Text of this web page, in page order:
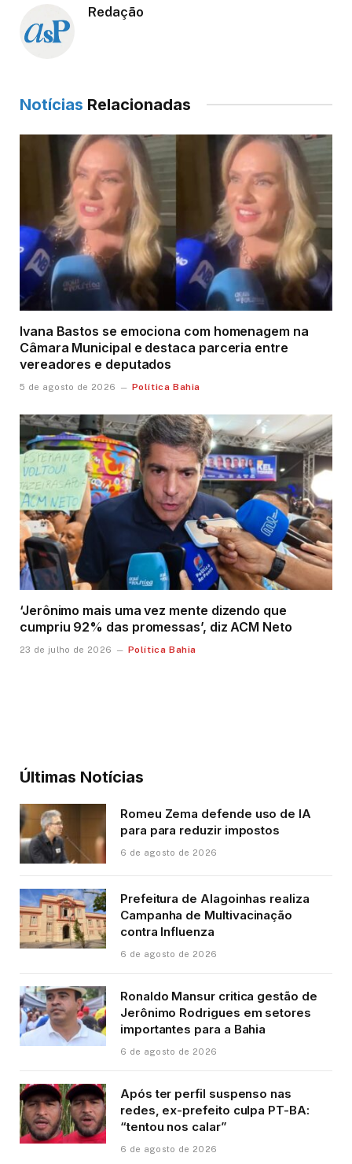
Redação
Notícias Relacionadas
Ivana Bastos se emociona com homenagem na
Câmara Municipal e destaca parceria entre
vereadores e deputados
5 de agosto de 2026 Política Bahia
‘Jerônimo mais uma vez mente dizendo que
cumpriu 92% das promessas’, diz ACM Neto
23 de julho de 2026 Política Bahia
Últimas Notícias
Romeu Zema defende uso de IA
para para reduzir impostos
6 de agosto de 2026
Prefeitura de Alagoinhas realiza
Campanha de Multivacinação
contra Influenza
6 de agosto de 2026
Ronaldo Mansur critica gestão de
Jerônimo Rodrigues em setores
importantes para a Bahia
6 de agosto de 2026
Após ter perfil suspenso nas
redes, ex-prefeito culpa PT-BA:
“tentou nos calar”
6 de agosto de 2026